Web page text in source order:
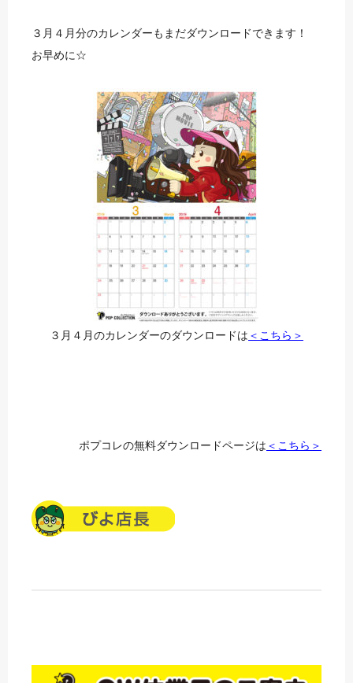
３月４月分のカレンダーもまだダウンロードできます！
お早めに☆
３月４月のカレンダーのダウンロードは ＜こちら＞
ポプコレの無料ダウンロードページは ＜こちら＞